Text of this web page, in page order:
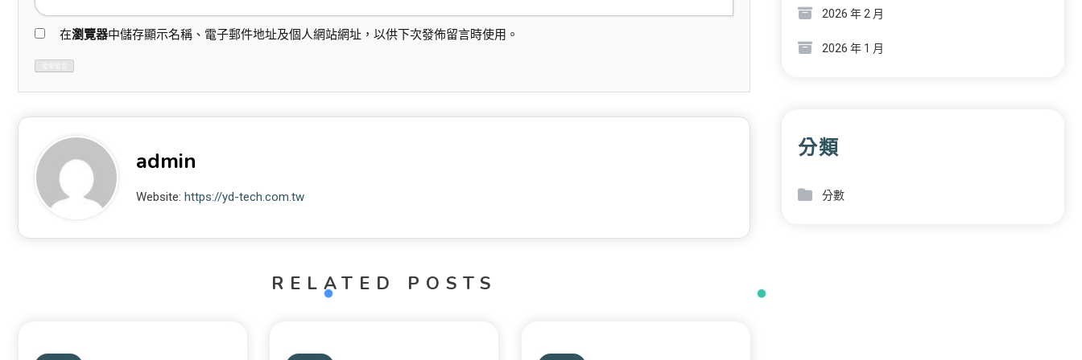
在瀏覽器中儲存顯示名稱、電子郵件地址及個人網站網址，以供下次發佈留言時使用。
admin
Website: https://yd-tech.com.tw
RELATED POSTS
2026 年 2 月
2026 年 1 月
分類
分數